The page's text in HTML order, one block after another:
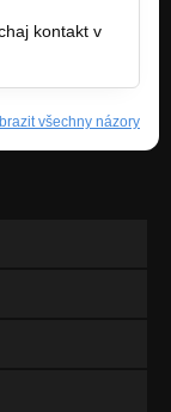
kontakt v
všechny názory